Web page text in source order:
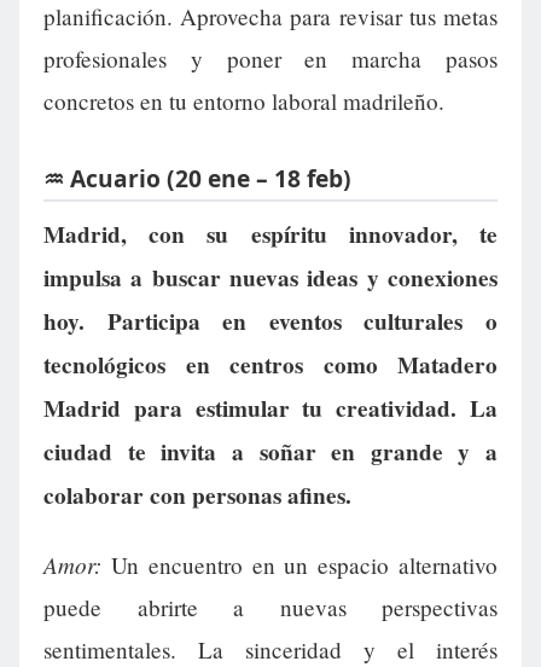
planificación. Aprovecha para revisar tus metas
profesionales y poner en marcha pasos
concretos en tu entorno laboral madrileño.
♒ Acuario (20 ene – 18 feb)
Madrid, con su espíritu innovador, te
impulsa a buscar nuevas ideas y conexiones
hoy. Participa en eventos culturales o
tecnológicos en centros como Matadero
Madrid para estimular tu creatividad. La
ciudad te invita a soñar en grande y a
colaborar con personas afines.
Amor: Un encuentro en un espacio alternativo
puede abrirte a nuevas perspectivas
sentimentales. La sinceridad y el interés